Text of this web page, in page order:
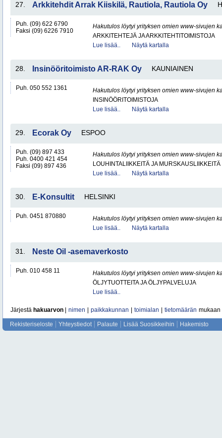
27. Arkkitehdit Arrak Kiiskilä, Rautiola, Rautiola Oy
Puh. (09) 622 6790
Faksi (09) 6226 7910
Hakutulos löytyi yrityksen omien www-sivujen
ARKKITEHTEJÄ JA ARKKITEHTITOIMISTOJA
Lue lisää..
Näytä kartalla
28. Insinööritoimisto AR-RAK Oy KAUNIAINEN
Puh. 050 552 1361
Hakutulos löytyi yrityksen omien www-sivujen
INSINÖÖRITOIMISTOJA
Lue lisää..
Näytä kartalla
29. Ecorak Oy ESPOO
Puh. (09) 897 433
Puh. 0400 421 454
Faksi (09) 897 436
Hakutulos löytyi yrityksen omien www-sivujen
LOUHINTALIIKKEITÄ JA MURSKAUSLIIKKEITÄ
Lue lisää..
Näytä kartalla
30. E-Konsultit HELSINKI
Puh. 0451 870880
Hakutulos löytyi yrityksen omien www-sivujen
Lue lisää..
Näytä kartalla
31. Neste Oil -asemaverkosto
Puh. 010 458 11
Hakutulos löytyi yrityksen omien www-sivujen
ÖLJYTUOTTEITA JA ÖLJYPALVELUJA
Lue lisää..
Järjestä hakuarvon nimen paikkakunnan toimialan tietomäärän mukaan
Rekisteriseloste Yhteystiedot Palaute Lisää Suosikkeihin Hakemisto